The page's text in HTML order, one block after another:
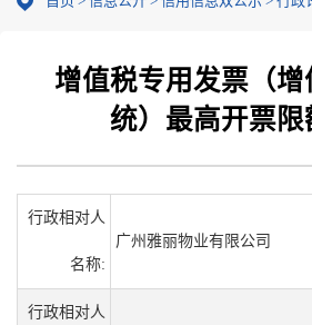
增值税专用发票（
统）最高开票限
行政相对人
名称:
广州雅丽物业有限公司
行政相对人